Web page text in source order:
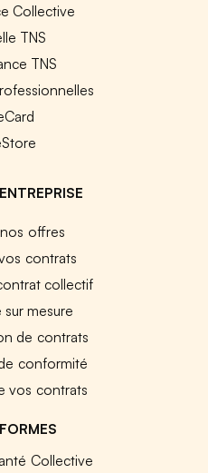
Collective
TNS
TNS
offres
contrats
collectif
sur mesure
de contrats
conformité
vos contrats
Collective